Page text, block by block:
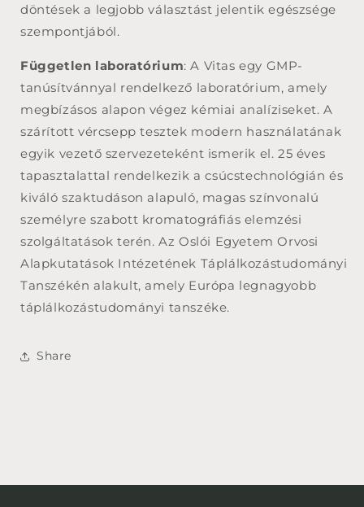
döntések a legjobb választást jelentik egészsége
szempontjából.
Független laboratórium: A Vitas egy GMP-
tanúsítvánnyal rendelkező laboratórium, amely
megbízásos alapon végez kémiai analíziseket. A
szárított vércsepp tesztek modern használatának
egyik vezető szervezeteként ismerik el. 25 éves
tapasztalattal rendelkezik a csúcstechnológián és
kiváló szaktudáson alapuló, magas színvonalú
személyre szabott kromatográfiás elemzési
szolgáltatások terén. Az Oslói Egyetem Orvosi
Alapkutatások Intézetének Táplálkozástudományi
Tanszékén alakult, amely Európa legnagyobb
táplálkozástudományi tanszéke.
Share